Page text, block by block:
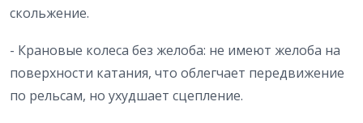
скольжение.
- Крановые колеса без желоба: не имеют желоба на
поверхности катания, что облегчает передвижение
по рельсам, но ухудшает сцепление.